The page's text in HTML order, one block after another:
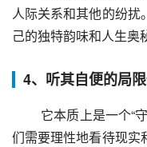
人际关系和其他的纷扰
己的独特韵味和人生奥
4、听其自便的局
们需要理性地看待现实